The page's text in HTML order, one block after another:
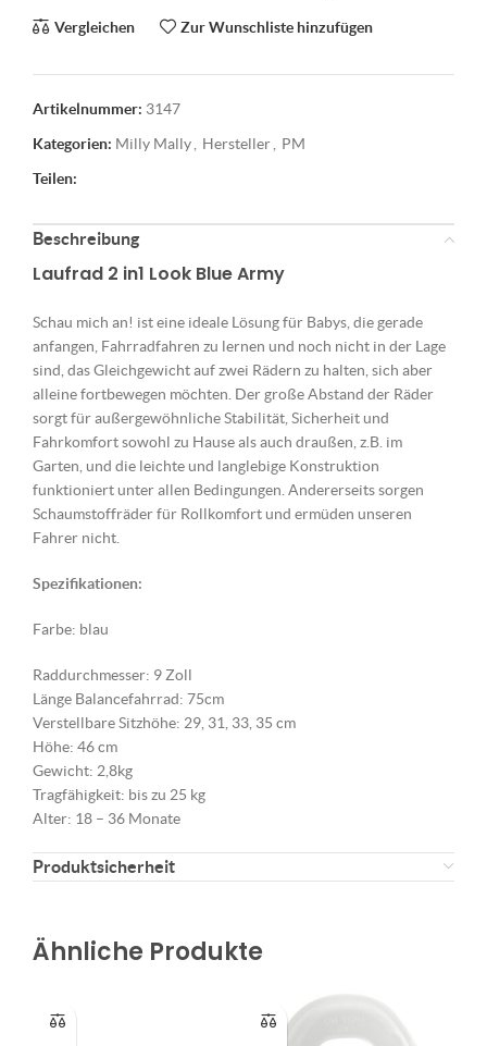
Vergleichen Zur Wunschliste hinzufügen
Artikelnummer: 3147
Kategorien: Milly Mally Hersteller
PM
Teilen:
Beschreibung
Laufrad 2 in1 Look Blue Army
Schau mich an! ist eine ideale Lösung für Babys, die gerade
anfangen, Fahrradfahren zu lernen und noch nicht in der Lage
sind, das Gleichgewicht auf zwei Rädern zu halten, sich aber
alleine fortbewegen möchten. Der große Abstand der Räder
sorgt für außergewöhnliche Stabilität, Sicherheit und
Fahrkomfort sowohl zu Hause als auch draußen, z.B. im
Garten, und die leichte und langlebige Konstruktion
funktioniert unter allen Bedingungen. Andererseits sorgen
Schaumstoffräder für Rollkomfort und ermüden unseren
Fahrer nicht.
Spezifikationen:
Farbe: blau
Raddurchmesser: 9 Zoll
Länge Balancefahrrad: 75cm
Verstellbare Sitzhöhe: 29, 31, 33, 35 cm
Höhe: 46 cm
Gewicht: 2,8kg
Tragfähigkeit: bis zu 25 kg
Alter: 18 – 36 Monate
Produktsicherheit
Ähnliche Produkte